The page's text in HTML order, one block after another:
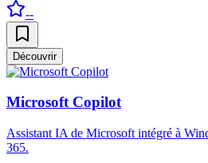
--
Découvrir
Microsoft Copilot
Assistant IA de Microsoft intégré à
365.